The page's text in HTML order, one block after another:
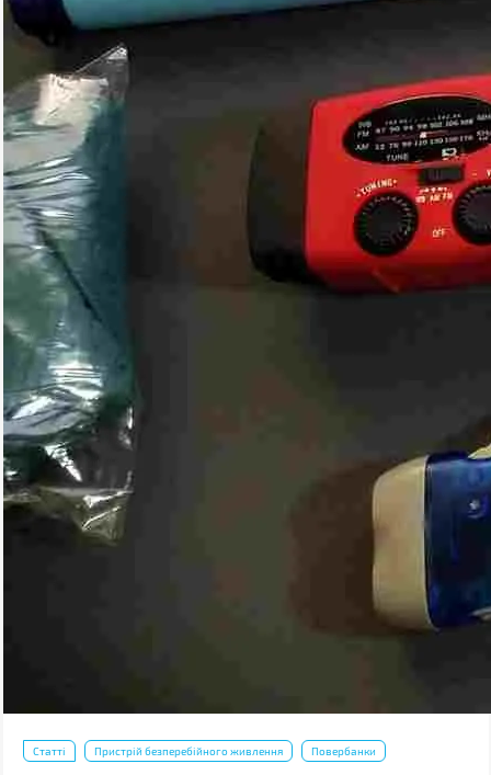
Статті Пристрій безперебійного живлення Повербанки